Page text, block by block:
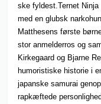
ske fyldest.Ternet
med en glubsk
Matthesens første
stor anmelderros og
Kirkegaard og Bjarne
humoristiske historie i
japanske samurai
rapkæftede